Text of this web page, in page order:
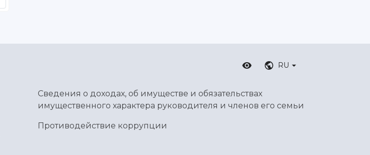
RU
Сведения о доходах, об имуществе и обязательствах
имущественного характера руководителя и членов его семьи
Противодействие коррупции